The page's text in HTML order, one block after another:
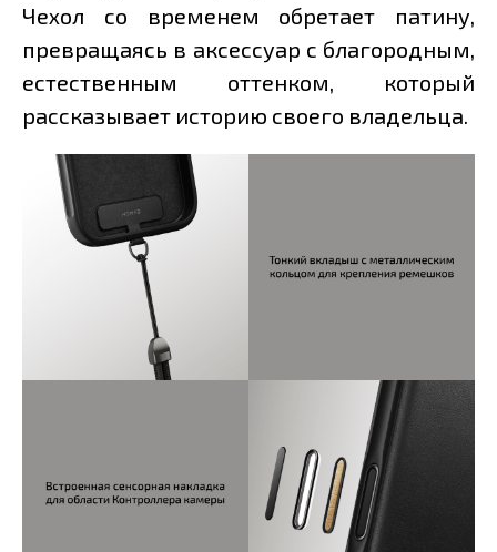
Чехол со временем обретает патину,
превращаясь в аксессуар с благородным,
естественным оттенком, который
рассказывает историю своего владельца.